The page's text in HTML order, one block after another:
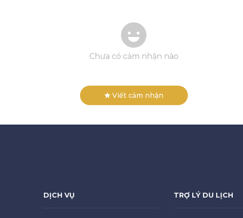
Chưa có cảm nhận nào
Viết cảm nhận
DỊCH VỤ TRỢ LÝ DU LỊCH